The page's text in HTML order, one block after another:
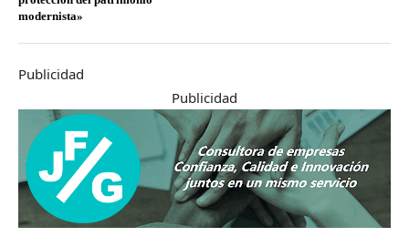
modernista»
Publicidad
Publicidad